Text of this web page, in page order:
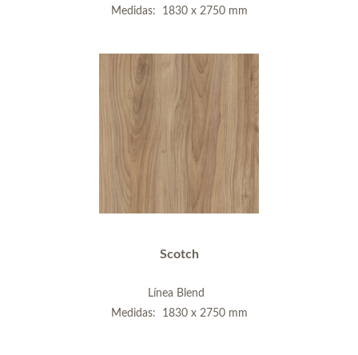
Medidas: 1830 x 2750 mm
Scotch
Línea Blend
Medidas: 1830 x 2750 mm